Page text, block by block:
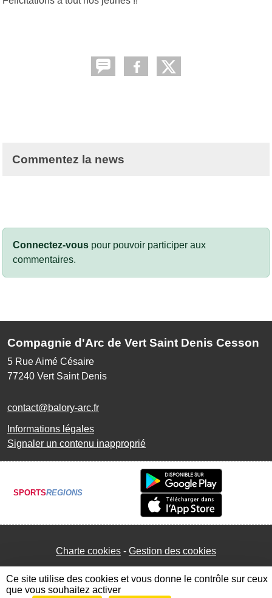
Commentez la news
Connectez-vous pour pouvoir participer aux
commentaires.
Compagnie d'Arc de Vert Saint Denis Cesson
5 Rue Aimé Césaire
77240 Vert Saint Denis
contact@balory-arc.fr
Informations légales
Signaler un contenu inapproprié
SPORTSREGIONS
Charte cookies Gestion des cookies
Ce site utilise des cookies et vous donne le contrôle sur ceux
que vous souhaitez activer